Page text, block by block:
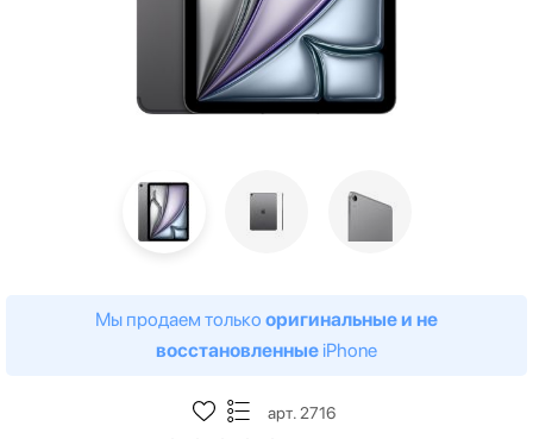
Мы продаем только оригинальные и не
восстановленные iPhone
арт. 2716